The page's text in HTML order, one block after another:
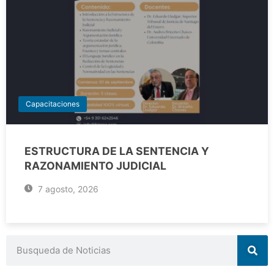
Capacitaciones
ESTRUCTURA DE LA SENTENCIA Y
RAZONAMIENTO JUDICIAL
7 agosto, 2026